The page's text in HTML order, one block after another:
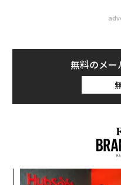
無料のメー